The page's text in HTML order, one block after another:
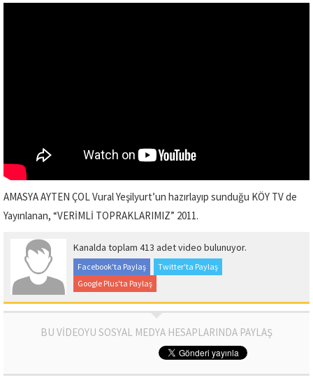
AMASYA AYTEN ÇOL Vural Yeşilyurt’un hazırlayıp sunduğu KÖY TV de
Yayınlanan, “VERİMLİ TOPRAKLARIMIZ” 2011.
Kanalda toplam 413 adet video bulunuyor.
Facebook'ta Paylaş
Twitter'ta Paylaş
Google Plus'ta Paylaş
BU VİDEOYU SOSYAL MEDYA HESAPLARINDA PAYLAŞ